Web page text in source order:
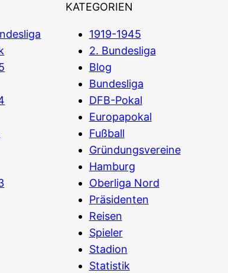
KATEGORIEN
1919-1945
2. Bundesliga
Blog
Bundesliga
DFB-Pokal
Europapokal
Fußball
Gründungsvereine
Hamburg
Oberliga Nord
Präsidenten
Reisen
Spieler
Stadion
Statistik